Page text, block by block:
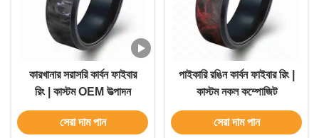
কারখানার সরাসরি কার্বন ফাইবার
রিং | কাস্টম OEM উত্পাদন
সেরা দাম পান
পাইকারি রঙিন কার্বন ফাইবার রিং |
কাস্টম নকল কম্পোজিট
সেরা দাম পান